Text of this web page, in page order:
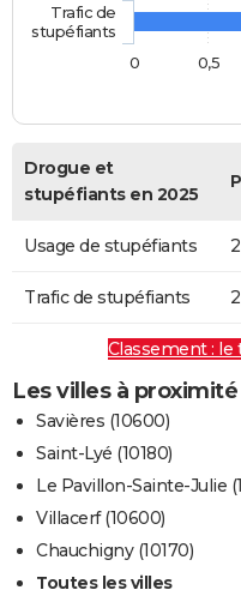
Trafic de
stupéfiants
0
0,5
Drogue et
stupéfiants en 2025
Usage de stupéfiants 2
Trafic de stupéfiants 2
Classement : le
Les villes à
Savières (10600)
Saint-Lyé (10180)
Le Pavillon-Sainte-Julie
Villacerf (10600)
Chauchigny (10170)
Toutes les villes